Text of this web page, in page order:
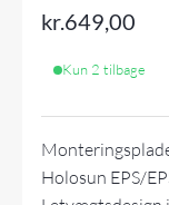
kr.649,00
Kun 2 tilbage
Holosun EPS/